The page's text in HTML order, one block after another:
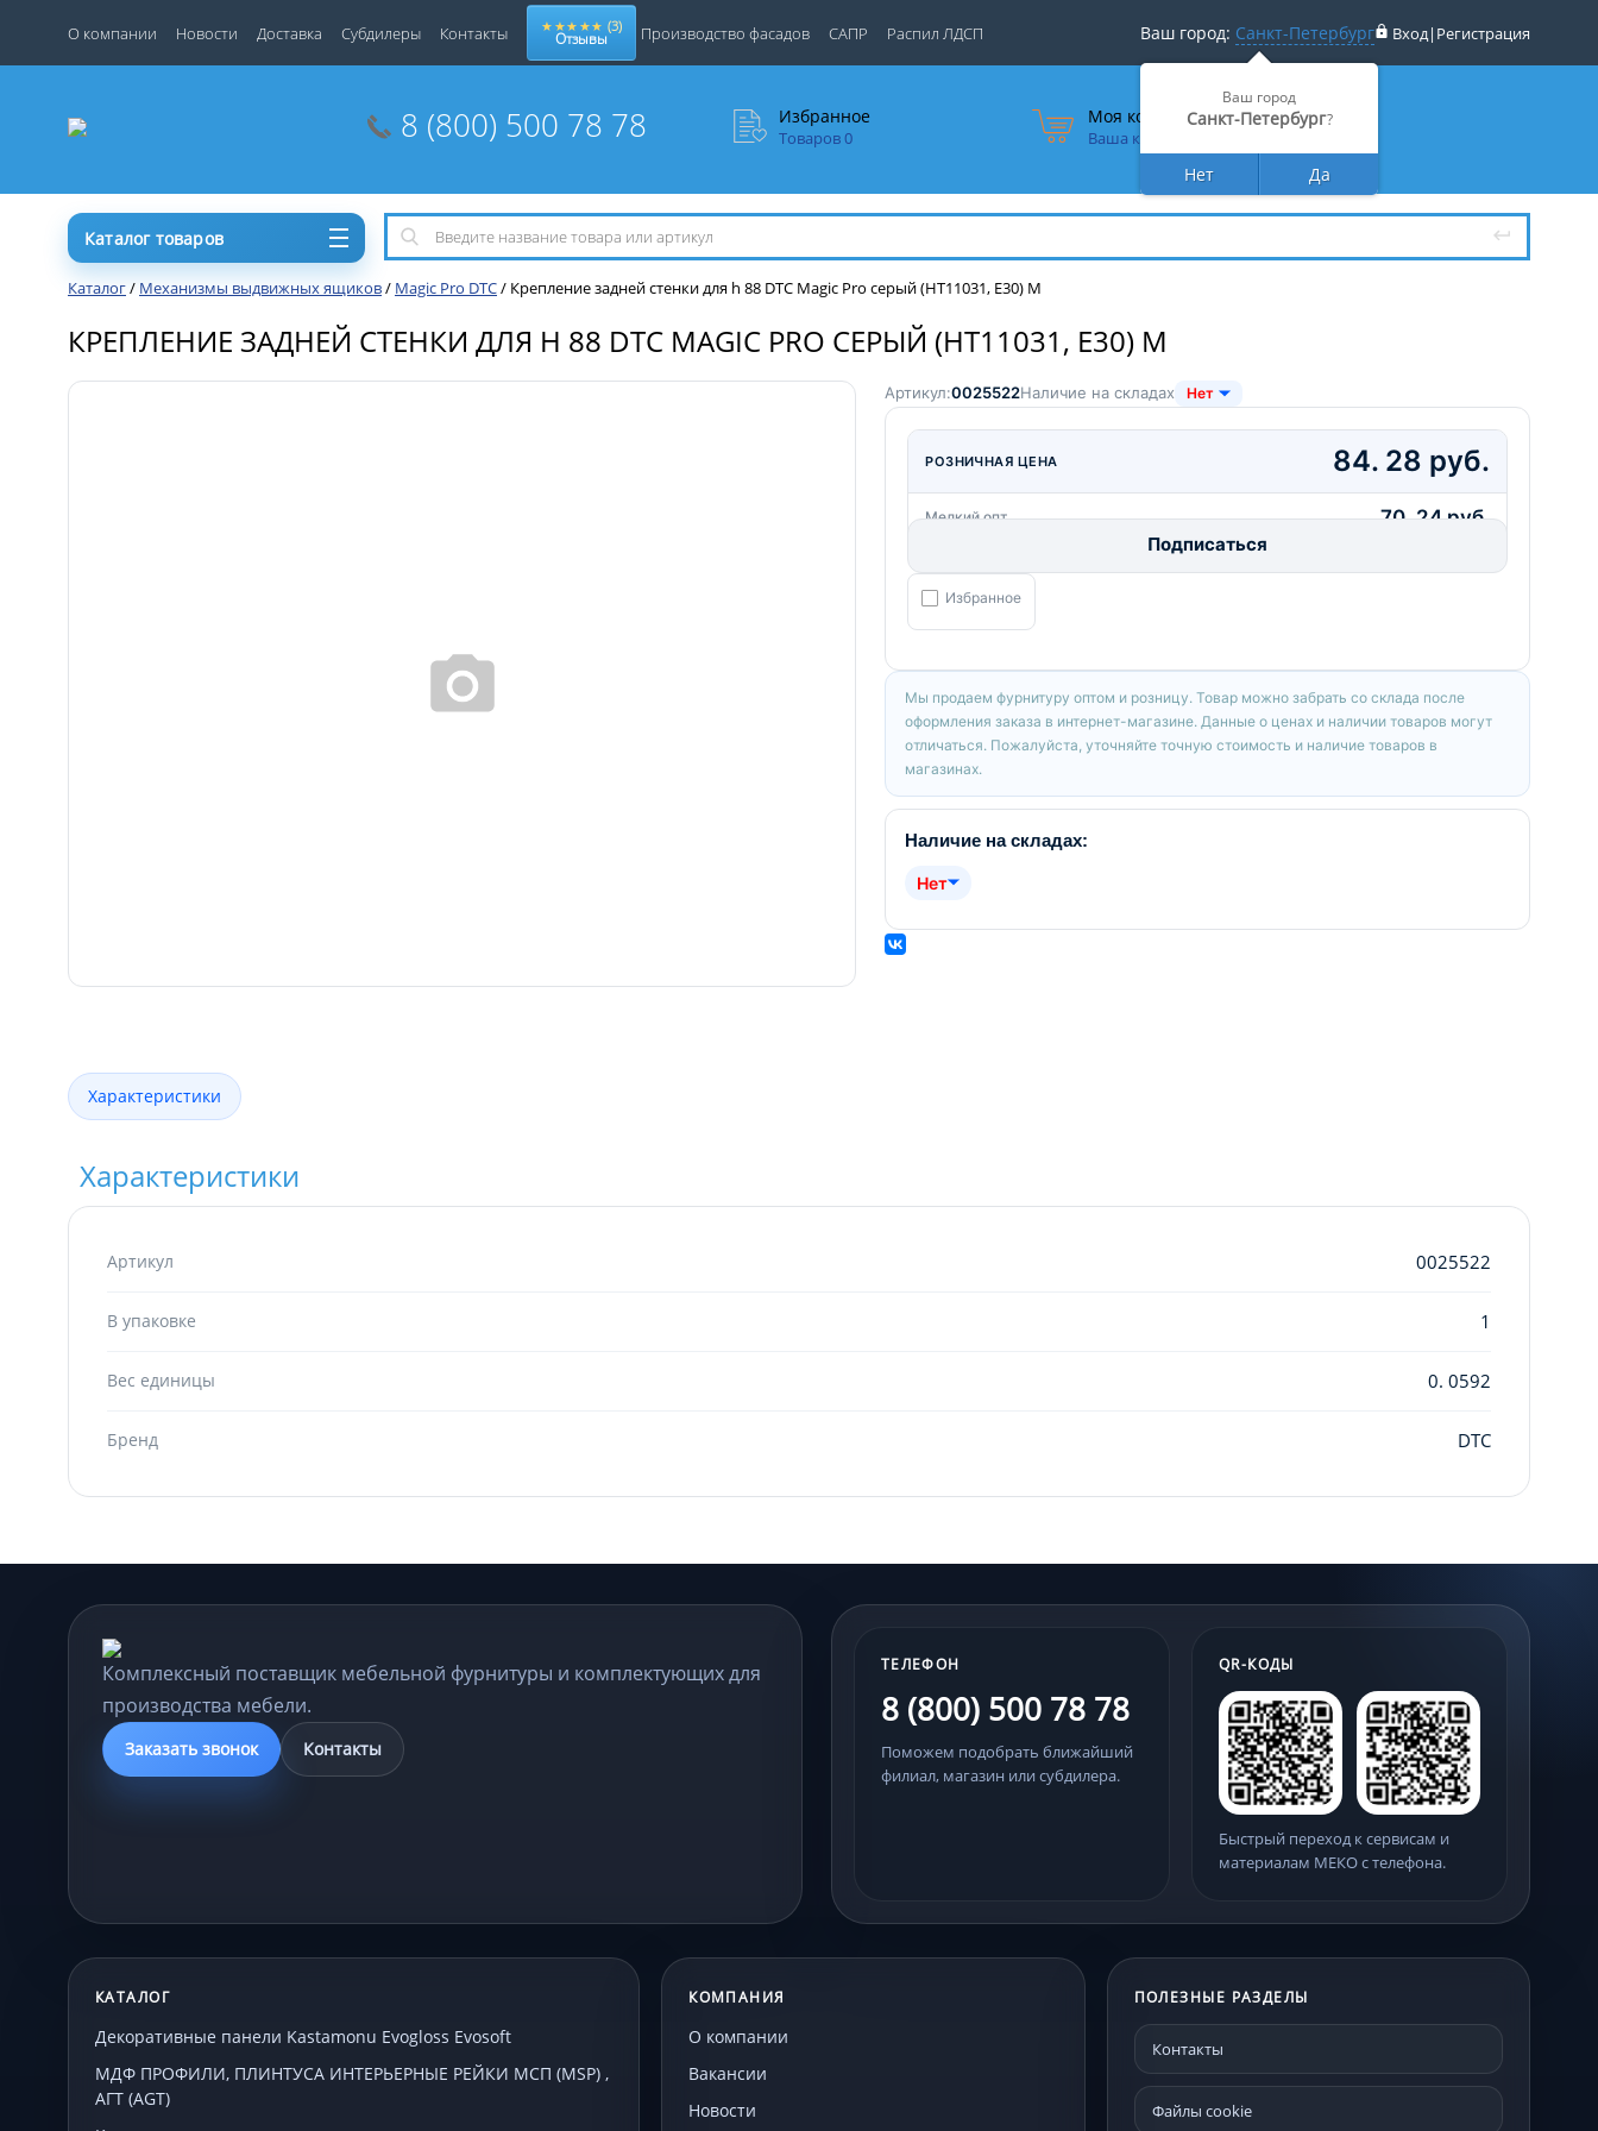
Ваш город: Санкт-Петербург
Ваш город
Санкт-Петербург?
Нет Да
Вход| Регистрация
О компании Новости Доставка Субдилеры Контакты ★★★★★ (3)
Отзывы Производство фасадов САПР Распил ЛДСП
8 (800) 500 78 78 Избранное
Товаров0
Моя корзина
Ваша корзина пуста
Каталог товаров
Каталог/ Механизмы выдвижных ящиков/ Magic Pro DTC/ Крепление задней стенки для h 88 DTC Magic Pro серый (HT11031, Е30) M
КРЕПЛЕНИЕ ЗАДНЕЙ СТЕНКИ ДЛЯ H 88 DTC MAGIC PRO СЕРЫЙ (HT11031, Е30) M
Артикул:0025522Наличие на складах Нет
РОЗНИЧНАЯ ЦЕНА 84. 28 руб.
Мелкий опт. 70. 24 руб.
Подписаться
Избранное
Мы продаем фурнитуру оптом и розницу. Товар можно забрать со склада после
оформления заказа в интернет-магазине. Данные о ценах и наличии товаров могут
отличаться. Пожалуйста, уточняйте точную стоимость и наличие товаров в
магазинах.
Наличие на складах:
Нет
Характеристики
Характеристики
Артикул 0025522
В упаковке 1
Вес единицы 0. 0592
Бренд DTC
Комплексный поставщик мебельной фурнитуры и комплектующих для
производства мебели.
Заказать звонок Контакты
ТЕЛЕФОН
8 (800) 500 78 78
Поможем подобрать ближайший
филиал, магазин или субдилера.
QR-КОДЫ
Быстрый переход к сервисам и
материалам МЕКО с телефона.
КАТАЛОГ
Декоративные панели Kastamonu Evogloss Evosoft
МДФ ПРОФИЛИ, ПЛИНТУСА ИНТЕРЬЕРНЫЕ РЕЙКИ МСП (MSP) ,
АГТ (AGT)
КОМПАНИЯ
О компании
Вакансии
Новости
ПОЛЕЗНЫЕ РАЗДЕЛЫ
Контакты
Файлы cookie